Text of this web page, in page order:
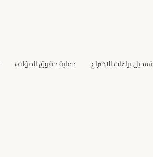
تسجيل براءات الاختراع حماية حقوق المؤلف